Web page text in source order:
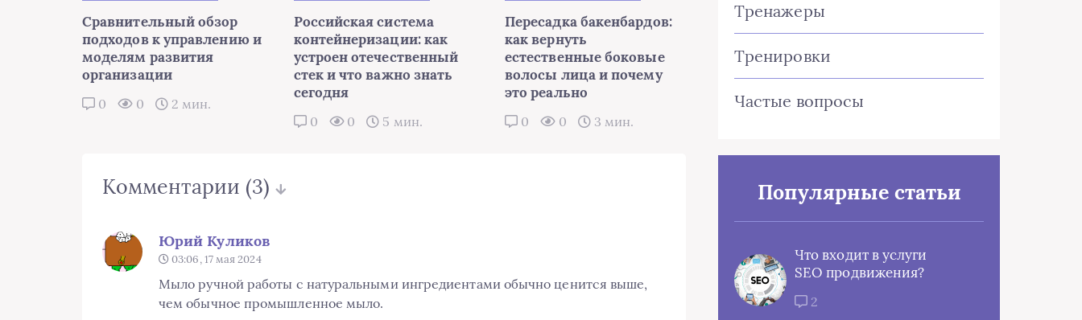
Сравнительный обзор
подходов к управлению и
моделям развития
организации
0 0 2 мин.
Российская система
контейнеризации: как
устроен отечественный
стек и что важно знать
сегодня
0 0 5 мин.
Пересадка бакенбардов:
как вернуть
естественные боковые
волосы лица и почему
это реально
0 0 3 мин.
Комментарии (3)
Юрий Куликов
03:06, 17 мая 2024
Мыло ручной работы с натуральными ингредиентами обычно ценится выше,
чем обычное промышленное мыло.
Тренажеры
Тренировки
Частые вопросы
Популярные статьи
Что входит в услуги
SEO продвижения?
2